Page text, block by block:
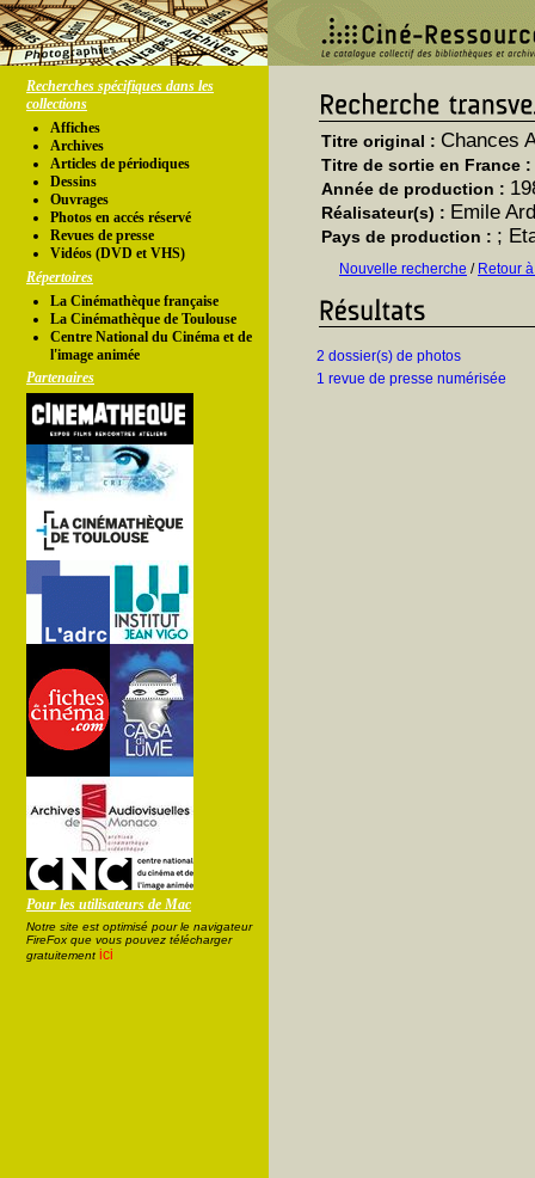
Recherches spécifiques dans les
collections
Affiches
Archives
Articles de périodiques
Dessins
Ouvrages
Photos en accés réservé
Revues de presse
Vidéos (DVD et VHS)
Répertoires
La Cinémathèque française
La Cinémathèque de Toulouse
Centre National du Cinéma et de
l'image animée
Partenaires
Pour les utilisateurs de Mac
Notre site est optimisé pour le navigateur
FireFox que vous pouvez télécharger
gratuitement ici
Titre original : Chances
Titre de sortie en France :
Année de production :
Réalisateur(s) : Emile
Pays de production : ;
Nouvelle recherche / Retour
2 dossier(s) de photos
1 revue de presse numérisée